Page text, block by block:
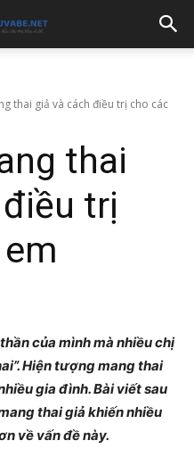
thai giả và cách điều trị cho các
thai
trị
của mình mà nhiều chị
Hiện tượng mang thai
gia đình. Bài viết sau
thai giả khiến nhiều
về vấn đề này.